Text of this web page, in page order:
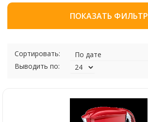
ПОКАЗАТЬ ФИЛЬТР
Сортировать:
Выводить по: